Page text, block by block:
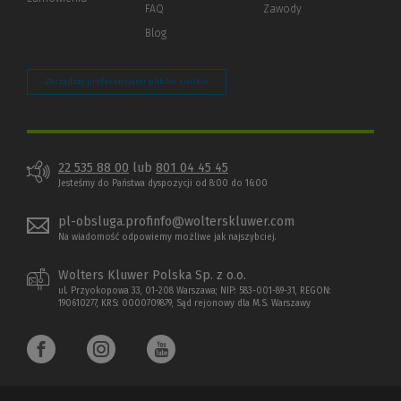
FAQ
Blog
Zawody
Zarządzaj preferencjami plików cookie
22 535 88 00 lub 801 04 45 45
Jesteśmy do Państwa dyspozycji od 8:00 do 16:00
pl-obsluga.profinfo@wolterskluwer.com
Na wiadomość odpowiemy możliwe jak najszybciej.
Wolters Kluwer Polska Sp. z o.o.
ul. Przyokopowa 33, 01-208 Warszawa; NIP: 583-001-89-31, REGON:
190610277, KRS: 0000709879, Sąd rejonowy dla M.S. Warszawy